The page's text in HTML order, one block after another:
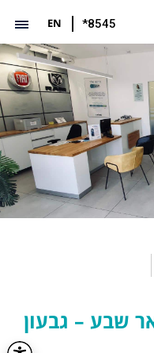
*8545
EN
שבע – גבעון